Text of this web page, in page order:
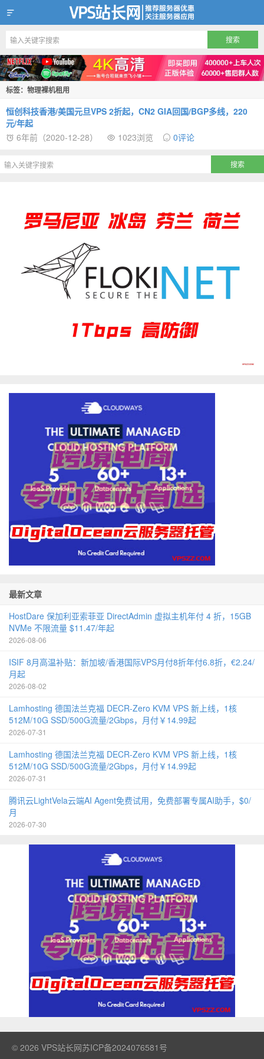
VPS站长网
标签：物理裸机租用
恒创科技香港/美国元旦VPS 2折起，CN2 GIA回国/BGP多线，220
元/年起
6年前（2020-12-28）
1023浏览 0评论
最新文章
HostDare 保加利亚索菲亚 DirectAdmin 虚拟主机年付 4 折，15GB
NVMe 不限流量 $11.47/年起
2026-08-06
ISIF 8月高温补贴：新加坡/香港国际VPS月付8折年付6.8折，€2.24/
月起
2026-08-02
Lamhosting 德国法兰克福 DECR-Zero KVM VPS 新上线，1核
512M/10G SSD/500G流量/2Gbps，月付￥14.99起
2026-07-31
Lamhosting 德国法兰克福 DECR-Zero KVM VPS 新上线，1核
512M/10G SSD/500G流量/2Gbps，月付￥14.99起
2026-07-31
腾讯云LightVela云端AI Agent免费试用，免费部署专属AI助手，$0/
月
2026-07-30
© 2026 VPS站长网苏ICP备2024076581号